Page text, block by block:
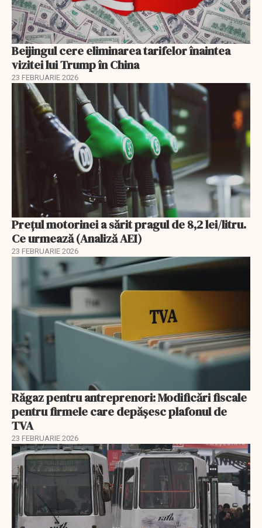
Beijingul cere eliminarea tarifelor înaintea
vizitei lui Trump în China
23 FEBRUARIE 2026
Prețul motorinei a sărit pragul de 8,2 lei/litru.
Ce urmează (Analiză AEI)
23 FEBRUARIE 2026
Răgaz pentru antreprenori: Modificări fiscale
pentru firmele care depășesc plafonul de
TVA
23 FEBRUARIE 2026
EXCLUSIV